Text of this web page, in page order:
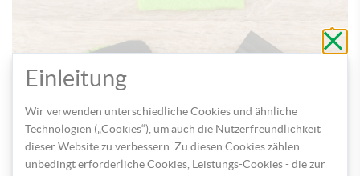
Schritt 3: Bemale die Figuren und klebe die
Wackelaugen auf.
ohne
zu
Einleitung
Wir verwenden unterschiedliche Cookies und ähnliche
Technologien („Cookies“), um auch die Nutzerfreundlichkeit
dieser Website zu verbessern. Zu diesen Cookies zählen
unbedingt erforderliche Cookies, Leistungs-Cookies - die zur